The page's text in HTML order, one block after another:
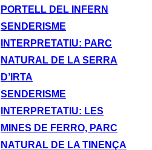
PORTELL DEL INFERN
SENDERISME
INTERPRETATIU: PARC
NATURAL DE LA SERRA
D’IRTA
SENDERISME
INTERPRETATIU: LES
MINES DE FERRO, PARC
NATURAL DE LA TINENÇA